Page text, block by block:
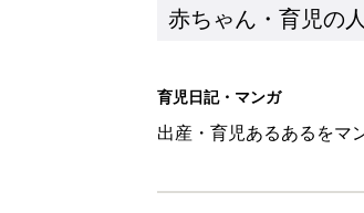
セリア「か
赤ちゃん・育児